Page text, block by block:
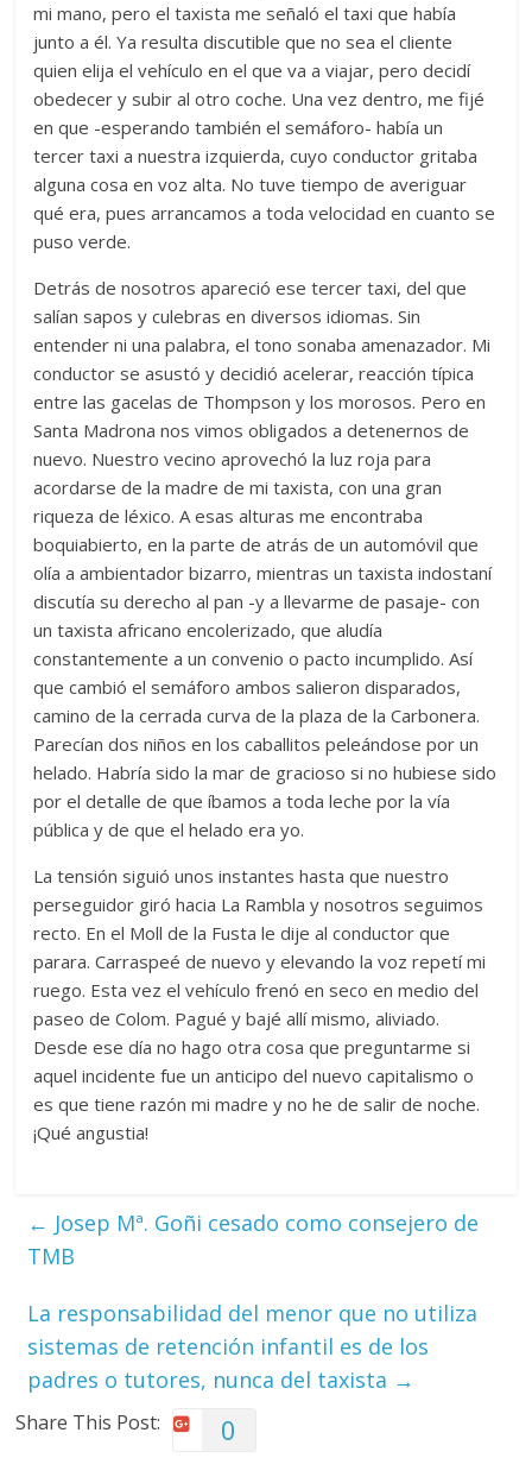
mi mano, pero el taxista me señaló el taxi que había
junto a él. Ya resulta discutible que no sea el cliente
quien elija el vehículo en el que va a viajar, pero decidí
obedecer y subir al otro coche. Una vez dentro, me fijé
en que -esperando también el semáforo- había un
tercer taxi a nuestra izquierda, cuyo conductor gritaba
alguna cosa en voz alta. No tuve tiempo de averiguar
qué era, pues arrancamos a toda velocidad en cuanto se
puso verde.
Detrás de nosotros apareció ese tercer taxi, del que
salían sapos y culebras en diversos idiomas. Sin
entender ni una palabra, el tono sonaba amenazador. Mi
conductor se asustó y decidió acelerar, reacción típica
entre las gacelas de Thompson y los morosos. Pero en
Santa Madrona nos vimos obligados a detenernos de
nuevo. Nuestro vecino aprovechó la luz roja para
acordarse de la madre de mi taxista, con una gran
riqueza de léxico. A esas alturas me encontraba
boquiabierto, en la parte de atrás de un automóvil que
olía a ambientador bizarro, mientras un taxista indostaní
discutía su derecho al pan -y a llevarme de pasaje- con
un taxista africano encolerizado, que aludía
constantemente a un convenio o pacto incumplido. Así
que cambió el semáforo ambos salieron disparados,
camino de la cerrada curva de la plaza de la Carbonera.
Parecían dos niños en los caballitos peleándose por un
helado. Habría sido la mar de gracioso si no hubiese sido
por el detalle de que íbamos a toda leche por la vía
pública y de que el helado era yo.
La tensión siguió unos instantes hasta que nuestro
perseguidor giró hacia La Rambla y nosotros seguimos
recto. En el Moll de la Fusta le dije al conductor que
parara. Carraspeé de nuevo y elevando la voz repetí mi
ruego. Esta vez el vehículo frenó en seco en medio del
paseo de Colom. Pagué y bajé allí mismo, aliviado.
Desde ese día no hago otra cosa que preguntarme si
aquel incidente fue un anticipo del nuevo capitalismo o
es que tiene razón mi madre y no he de salir de noche.
¡Qué angustia!
← Josep Mª. Goñi cesado como consejero de
TMB
La responsabilidad del menor que no utiliza
sistemas de retención infantil es de los
padres o tutores, nunca del taxista →
Share This Post: 0